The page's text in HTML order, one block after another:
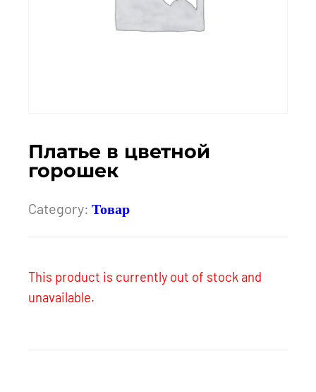
Платье в цветной
горошек
Category: Товар
This product is currently out of stock and
unavailable.